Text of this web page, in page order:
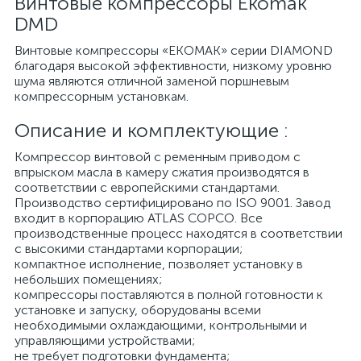
DMD
Винтовые компрессоры «EKOMAK» серии DIAMOND
благодаря высокой эффективности, низкому уровню
шума являются отличной заменой поршневым
компрессорным установкам.
Описание и комплектующие :
Компрессор винтовой с ременным приводом с
впрыском масла в камеру сжатия производятся в
соответствии с европейскими стандартами.
Производство сертифицировано по ISO 9001. Завод
входит в корпорацию ATLAS COPCO. Все
производственные процесс находятся в соответствии
с высокими стандартами корпорации;
компактное исполнение, позволяет установку в
небольших помещениях;
компрессоры поставляются в полной готовности к
установке и запуску, оборудованы всеми
необходимыми охлаждающими, контрольными и
управляющими устройствами;
не требует подготовки фундамента;